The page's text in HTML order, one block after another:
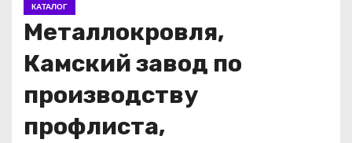
КАТАЛОГ
Металлокровля,
Камский завод по
производству
профлиста,